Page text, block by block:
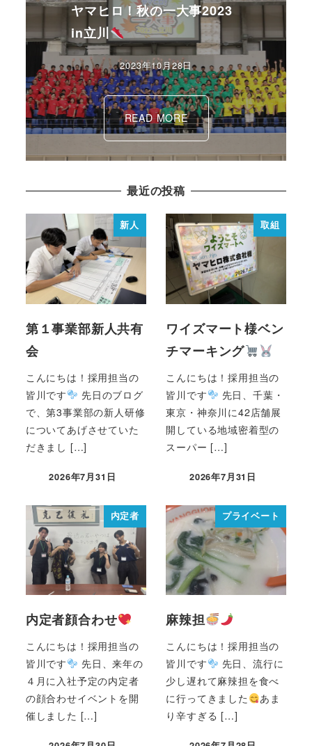
ヤマヒロ！秋の一大事2023
in立川
2023年10月28日
READ MORE
最近の投稿
新人
第１事業部新人共有
会
こんにちは！採用担当の
皆川です
先日のブログ
で、第3事業部の新人研修
についてあげさせていた
だきまし […]
2026年7月31日
取組
ワイズマート様ベン
チマーキング
こんにちは！採用担当の
皆川です
先日、千葉・
東京・神奈川に42店舗展
開している地域密着型の
スーパー […]
2026年7月31日
内定者
内定者顔合わせ
こんにちは！採用担当の
皆川です
先日、来年の
４月に入社予定の内定者
の顔合わせイベントを開
催しました […]
プライベート
麻辣担
こんにちは！採用担当の
皆川です
先日、流行に
少し遅れて麻辣担を食べ
に行ってきました
あま
り辛すぎる […]